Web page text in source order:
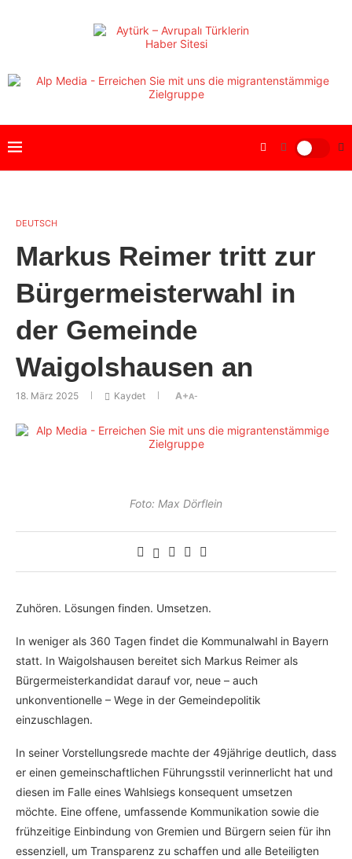
DEUTSCH
Markus Reimer tritt zur
Bürgermeisterwahl in
der Gemeinde
Waigolshausen an
18. März 2025 Kaydet A+A-
Foto: Max Dörflein
Zuhören. Lösungen finden. Umsetzen.
In weniger als 360 Tagen findet die Kommunalwahl in Bayern
statt. In Waigolshausen bereitet sich Markus Reimer als
Bürgermeisterkandidat darauf vor, neue – auch
unkonventionelle – Wege in der Gemeindepolitik
einzuschlagen.
In seiner Vorstellungsrede machte der 49jährige deutlich, dass
er einen gemeinschaftlichen Führungsstil verinnerlicht hat und
diesen im Falle eines Wahlsiegs konsequent umsetzen
möchte. Eine offene, umfassende Kommunikation sowie die
frühzeitige Einbindung von Gremien und Bürgern seien für ihn
essenziell, um Transparenz zu schaffen und alle Beteiligten